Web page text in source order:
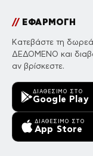
//ΕΦΑΡΜΟΓΗ
Κατεβάστε τη
ΔΕΔΟΜΕΝΟ και
αν βρίσκεστε.
ΔΙΑΘΈΣΙΜΟ ΣΤΟ
Google Play
ΔΙΑΘΈΣΙΜΟ ΣΤΟ
App Store